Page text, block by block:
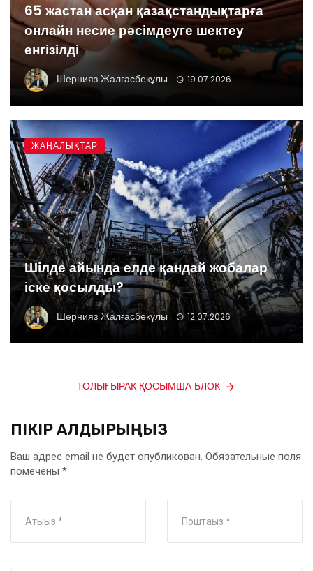
65 жастан асқан қазақстандықтарға
онлайн несие рәсімдеуге шектеу
енгізілді
Шернияз Жалғасбекұлы 19.07.2026
Шілде айында елде қандай жобалар
іске қосылды?
Шернияз Жалғасбекұлы 12.07.2026
ЖАҢАЛЫҚТАР
ТОЛЫҒЫРАҚ ҚОСЫМША БЛОК
ПІКІР ҚАЛДЫРЫҢЫЗ
Ваш адрес email не будет опубликован. Обязательные поля
помечены *